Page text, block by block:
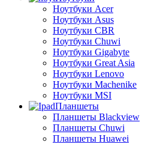
Ноутбуки Acer
Ноутбуки Asus
Ноутбуки CBR
Ноутбуки Chuwi
Ноутбуки Gigabyte
Ноутбуки Great Asia
Ноутбуки Lenovo
Ноутбуки Machenike
Ноутбуки MSI
Планшеты
Планшеты Blackview
Планшеты Chuwi
Планшеты Huawei